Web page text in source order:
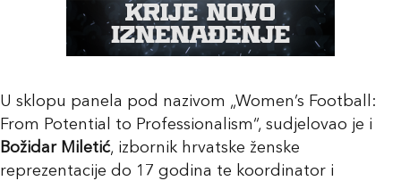
U sklopu panela pod nazivom „Women’s Football:
From Potential to Professionalism“, sudjelovao je i
Božidar Miletić, izbornik hrvatske ženske
reprezentacije do 17 godina te koordinator i